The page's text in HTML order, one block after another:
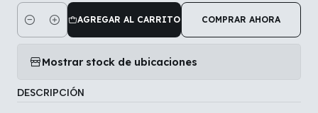
Cantidad
AGREGAR AL CARRITO COMPRAR AHORA
Mostrar stock de ubicaciones
DESCRIPCIÓN